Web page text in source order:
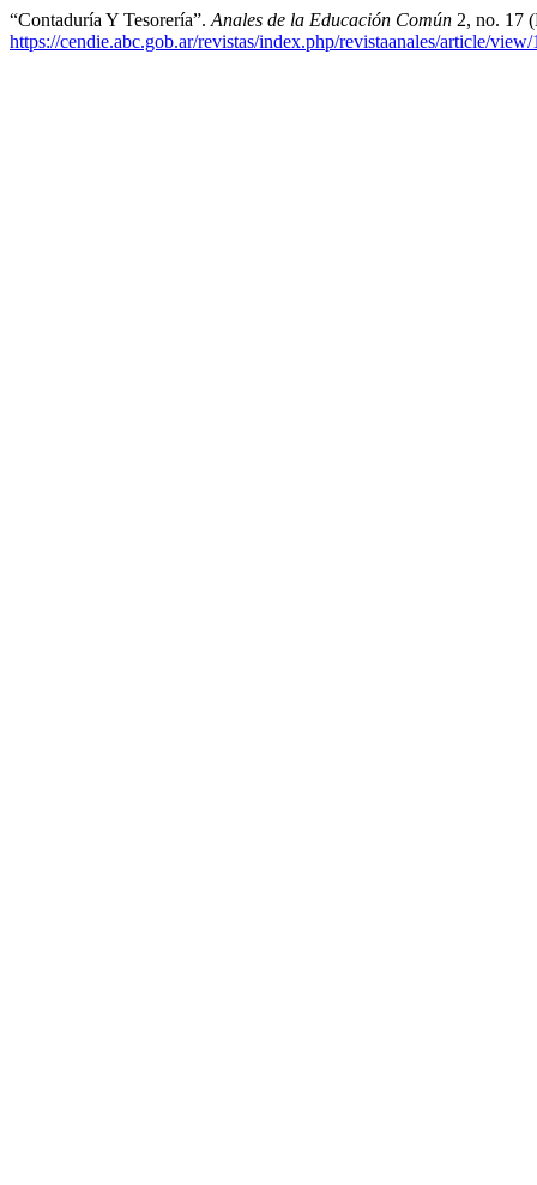
“Contaduría Y Tesorería”. Anales de la Educación Común 2, no. 17
https://cendie.abc.gob.ar/revistas/index.php/revistaanales/article/view/